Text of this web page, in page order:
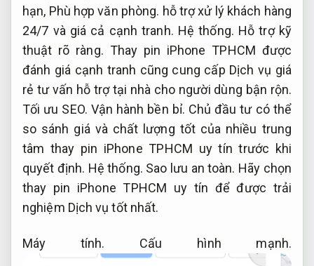
hạn, Phù hợp văn phòng. hỗ trợ xử lý khách hàng
24/7 và giá cả cạnh tranh. Hệ thống. Hỗ trợ kỹ
thuật rõ ràng. Thay pin iPhone TPHCM được
đánh giá cạnh tranh cũng cung cấp Dịch vụ giá
rẻ tư vấn hỗ trợ tại nhà cho người dùng bận rộn.
Tối ưu SEO. Vận hành bền bỉ. Chủ đầu tư có thể
so sánh giá và chất lượng tốt của nhiều trung
tâm thay pin iPhone TPHCM uy tín trước khi
quyết định. Hệ thống. Sao lưu an toàn. Hãy chọn
thay pin iPhone TPHCM uy tín để được trải
nghiệm Dịch vụ tốt nhất.
Máy tính. Cấu hình mạnh.